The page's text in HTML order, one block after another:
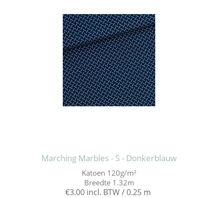
Marching Marbles - S - Donkerblauw
Katoen 120g/m²
Breedte 1.32m
€3.00 incl. BTW / 0.25 m